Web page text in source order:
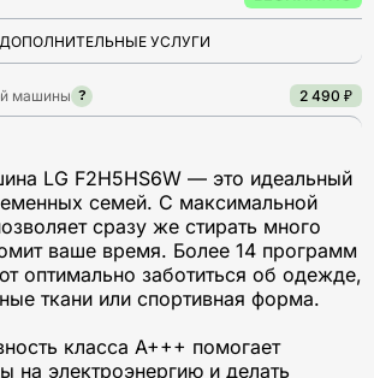
ДОПОЛНИТЕЛЬНЫЕ УСЛУГИ
машины ? 2 490 ₽
LG F2H5HS6W — это идеальный
семей. С максимальной
сразу же стирать много
ваше время. Более 14 программ
оптимально заботиться об одежде,
ткани или спортивная форма.
класса A+++ помогает
на электроэнергию и делать